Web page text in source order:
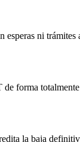
ni
forma
la baja